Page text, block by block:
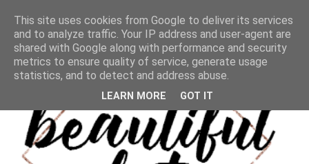
This site uses cookies from Google to deliver its services
and to analyze traffic. Your IP address and user-agent are
shared with Google along with performance and security
metrics to ensure quality of service, generate usage
statistics, and to detect and address abuse.
LEARN MORE GOT IT